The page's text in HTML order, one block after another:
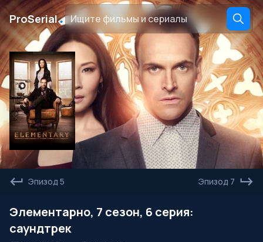
ProSerial․
Эпизод 5 Эпизод 7
Элементарно, 7 сезон, 6 серия:
саундтрек